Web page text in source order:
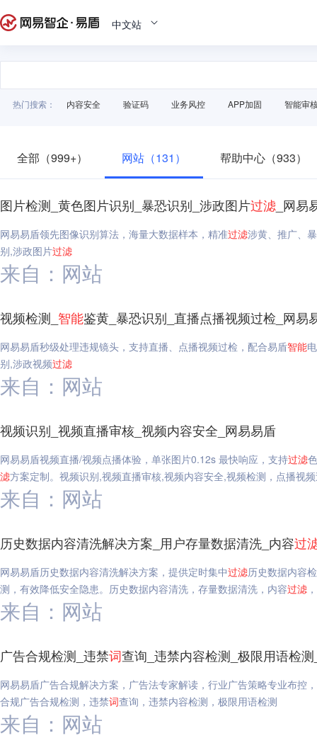
中文站
热门搜索： 内容安全 验证码 业务风控 APP加固 智能审
全部（999+） 网站（131） 帮助中心（933）
图片检测_黄色图片识别_暴恐识别_涉政图片过滤 _网易
网易易盾领先图像识别算法，海量大数据样本，精准过滤涉黄、推广、
别,涉政图片过滤
来自：网站
视频检测_ 智能鉴黄_暴恐识别_直播点播视频过检_网易
网易易盾秒级处理违规镜头，支持直播、点播视频过检，配合易盾智能
别,涉政视频过滤
来自：网站
视频识别_视频直播审核_视频内容安全_网易易盾
网易易盾视频直播/视频点播体验，单张图片0.12s 最快响应，支持过滤
滤方案定制。视频识别,视频直播审核,视频内容安全,视频检测，点播视
来自：网站
历史数据内容清洗解决方案_用户存量数据清洗_内容过
网易易盾历史数据内容清洗解决方案，提供定时集中过滤历史数据内容
测，有效降低安全隐患。历史数据内容清洗，存量数据清洗，内容过滤
来自：网站
广告合规检测_违禁词查询_违禁内容检测_极限用语检
网易易盾广告合规解决方案，广告法专家解读，行业广告策略专业布控，
合规广告合规检测，违禁词查询，违禁内容检测，极限用语检测
来自：网站